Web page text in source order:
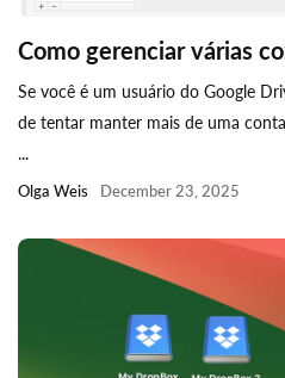
Como gerenciar várias
Se você é um usuário do Google
de tentar manter mais de uma
...
Olga Weis December 23, 2025